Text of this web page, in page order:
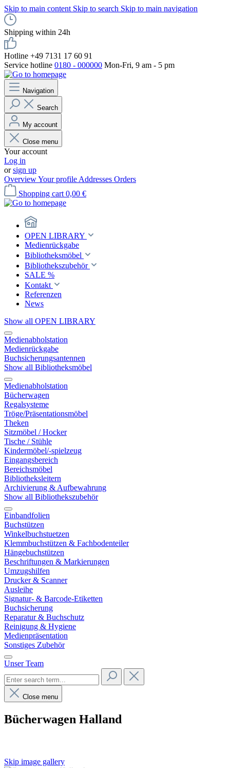
Skip to main content Skip to search Skip to main navigation
Shipping within 24h
Hotline +49 7131 17 60 91
Service hotline 0180 - 000000 Mon-Fri, 9 am - 5 pm
Navigation
Search
My account
Close menu
Your account
Log in
orsign up
OverviewYour profile Addresses Orders
Shopping cart 0,00 €
OPEN LIBRARY
Medienrückgabe
Bibliotheksmöbel
Bibliothekszubehör
SALE %
Kontakt
Referenzen
News
Show all OPEN LIBRARY
Medienabholstation
Medienrückgabe
Buchsicherungsantennen
Show all Bibliotheksmöbel
Medienabholstation
Bücherwagen
Regalsysteme
Tröge/Präsentationsmöbel
Theken
Sitzmöbel / Hocker
Tische / Stühle
Kindermöbel/-spielzeug
Eingangsbereich
Bereichsmöbel
Bibliotheksleitern
Archivierung & Aufbewahrung
Show all Bibliothekszubehör
Einbandfolien
Buchstützen
Winkelbuchstuetzen
Klemmbuchstützen & Fachbodenteiler
Hängebuchstützen
Beschriftungen & Markierungen
Umzugshilfen
Drucker & Scanner
Ausleihe
Signatur- & Barcode-Etiketten
Buchsicherung
Reparatur & Buchschutz
Reinigung & Hygiene
Medienpräsentation
Sonstiges Zubehör
Unser Team
Close menu
Bücherwagen Halland
Skip image gallery